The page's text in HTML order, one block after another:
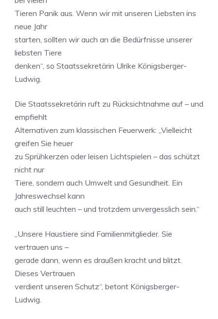
Tieren Panik aus. Wenn wir mit unseren Liebsten ins
neue Jahr
starten, sollten wir auch an die Bedürfnisse unserer
liebsten Tiere
denken“, so Staatssekretärin Ulrike Königsberger-
Ludwig.
Die Staatssekretärin ruft zu Rücksichtnahme auf – und
empfiehlt
Alternativen zum klassischen Feuerwerk: „Vielleicht
greifen Sie heuer
zu Sprühkerzen oder leisen Lichtspielen – das schützt
nicht nur
Tiere, sondern auch Umwelt und Gesundheit. Ein
Jahreswechsel kann
auch still leuchten – und trotzdem unvergesslich sein.“
„Unsere Haustiere sind Familienmitglieder. Sie
vertrauen uns –
gerade dann, wenn es draußen kracht und blitzt.
Dieses Vertrauen
verdient unseren Schutz“, betont Königsberger-
Ludwig.